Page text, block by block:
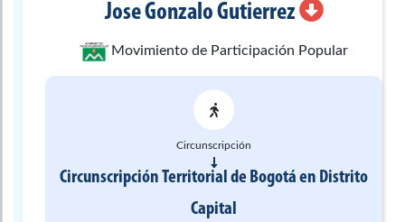
Jose GonzaloGutierrez
Movimiento de Participación Popular
Circunscripción
Circunscripción Territorial de Bogotáen Distrito
Capital